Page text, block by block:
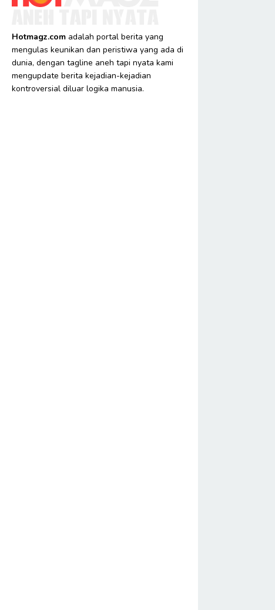
Hotmagz.comadalah portal berita yang
mengulas keunikan dan peristiwa yang ada di
dunia, dengan tagline aneh tapi nyata kami
mengupdate berita kejadian-kejadian
kontroversial diluar logika manusia.